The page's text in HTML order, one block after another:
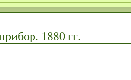
1880 гг.